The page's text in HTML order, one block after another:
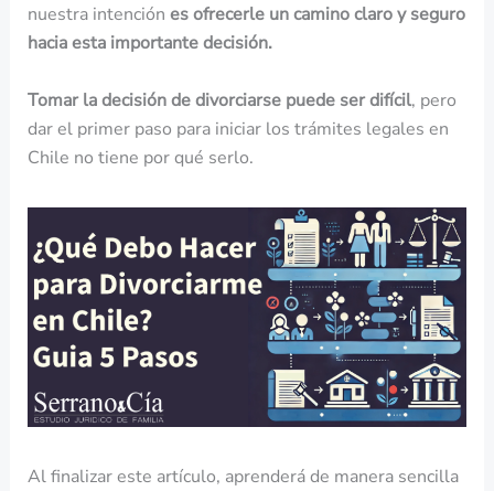
nuestra intención es ofrecerle un camino claro y seguro
hacia esta importante decisión.
Tomar la decisión de divorciarse puede ser difícil, pero
dar el primer paso para iniciar los trámites legales en
Chile no tiene por qué serlo.
Al finalizar este artículo, aprenderá de manera sencilla